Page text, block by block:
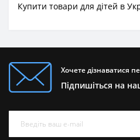
Купити товари для дітей в
Хочете дізнаватися
Підпишіться на